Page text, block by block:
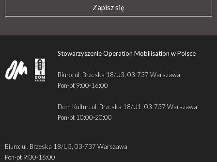
Zapisz się
Stowarzyszenie Operation Mobilisation w Polsce
Biuro: ul. Brzeska 18/U3, 03-737 Warszawa
Pon-pt 9:00-16:00
Dom Kultur: ul. Brzeska 18/U1, 03-737 Warszawa
Pon-pt 10:00-20:00
Biuro: ul. Brzeska 18/U3, 03-737 Warszawa
Pon-pt 9:00-16:00